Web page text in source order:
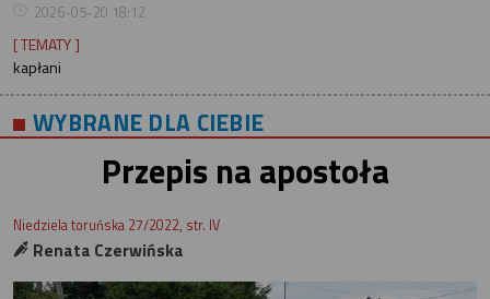
2026-05-20 18:12
[ TEMATY ]
kapłani
WYBRANE DLA CIEBIE
Przepis na apostoła
Niedziela toruńska 27/2022, str. IV
Renata Czerwińska